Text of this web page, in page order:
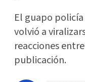
El guapo
volvió a
reacciones
publicación.